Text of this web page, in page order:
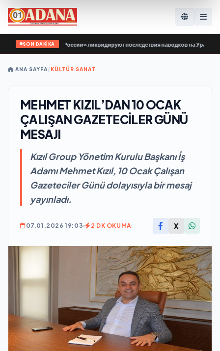
SON DAKİKA
Гвардии Единой России» ликвидируют последствия паводков на Урале и
ANA SAYFA/KÜLTÜR SANAT
MEHMET KIZIL’DAN 10 OCAK
ÇALIŞAN GAZETECİLER GÜNÜ
MESAJI
Kızıl Group Yönetim Kurulu Başkanı İş
Adamı Mehmet Kızıl, 10 Ocak Çalışan
Gazeteciler Günü dolayısıyla bir mesaj
yayınladı.
07.01.2026 19:03 2 DK OKUMA X